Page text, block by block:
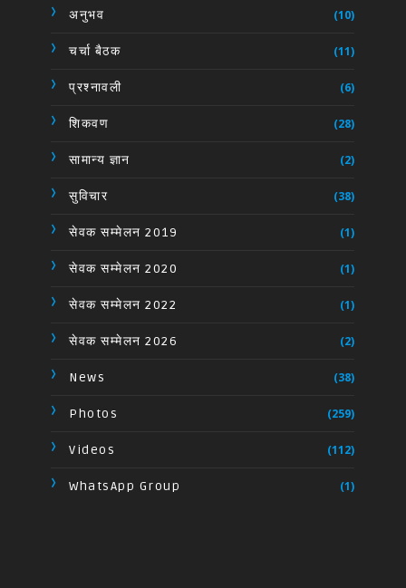
अनुभव (10)
चर्चा बैठक (11)
प्रश्नावली (6)
शिकवण (28)
सामान्य ज्ञान (2)
सुविचार (38)
सेवक सम्मेलन 2019 (1)
सेवक सम्मेलन 2020 (1)
सेवक सम्मेलन 2022 (1)
सेवक सम्मेलन 2026 (2)
News (38)
Photos (259)
Videos (112)
WhatsApp Group (1)